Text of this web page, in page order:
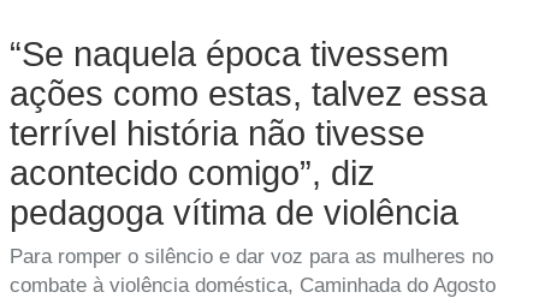
“Se naquela época tivessem
ações como estas, talvez essa
terrível história não tivesse
acontecido comigo”, diz
pedagoga vítima de violência
Para romper o silêncio e dar voz para as mulheres no
combate à violência doméstica, Caminhada do Agosto